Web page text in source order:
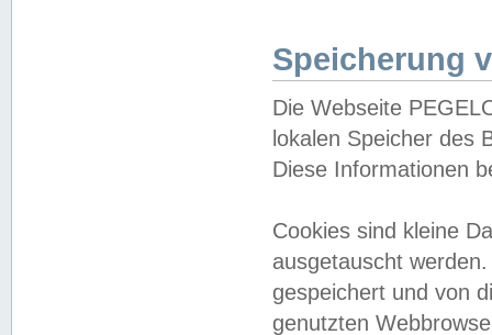
Speicherung
Die Webseite
lokalen Speicher des
Diese Informationen
Cookies sind kleine
ausgetauscht
gespeichert und von
genutzten